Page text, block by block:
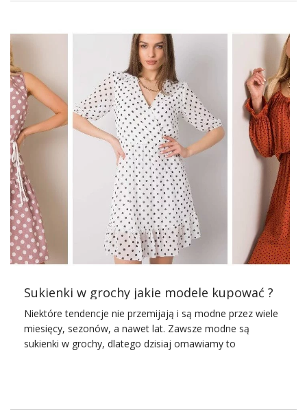
z nich kosztuje mniej niż 100 zł, a niektóre nawet poniżej
50 zł! Oznacza to, że zawsze można ubrać się modnie i
tanio. Wystarczy odrobina chęci – zapraszam!
Polki kochają łączyć praktyczność
z kobiecością
Jeszcze kilka lat temu nikt nie pomyślałby, że można
założyć prostą, bawełnianą sukienkę do pracy czy do
miasta. Mało która z kobiet odważyłaby się połączyć
dresowy model kiecki ze szpilkami i elegancką torebką.
Dziś jest to na porządku dziennym i wiecie co – to chyba
mój ulubiony trend w modzie damskiej. Jak nic doceniam
możliwość założeniawygodnej sukienki do pracy
, zamiast
sztywnej spódnicy i białejbluzkiczy opinającej sukienki w
talii. Kobiety XXI wieku są niezwykle obrotne i pełnią wiele
Sukienki w grochy jakie modele kupować ?
Niektóre tendencje nie przemijają i są modne przez wiele
miesięcy, sezonów, a nawet lat. Zawsze modne są
sukienki w grochy, dlatego dzisiaj omawiamy to
Grochy, kropki i kropeczki